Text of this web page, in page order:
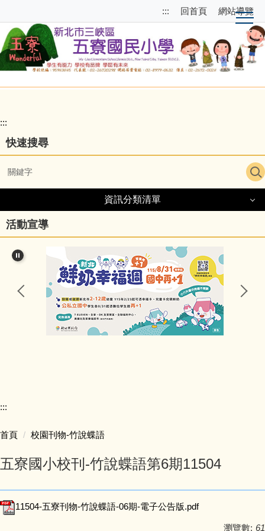
到
主
要
內
容
區
:::
至
方
選
區
回首頁 網站導覽
園
主
選
單
導
:::
快速搜尋
資訊分類清單
資訊分類清單
細說五寮
行政處室
公告訊息
獎助學金
活動宣導
:::
首頁 校園刊物-竹說蝶語
五寮國小校刊-竹說蝶語第6期11504
11504-五寮刊物-竹說蝶語-06期-電子公告版.pdf
瀏覽數: 61